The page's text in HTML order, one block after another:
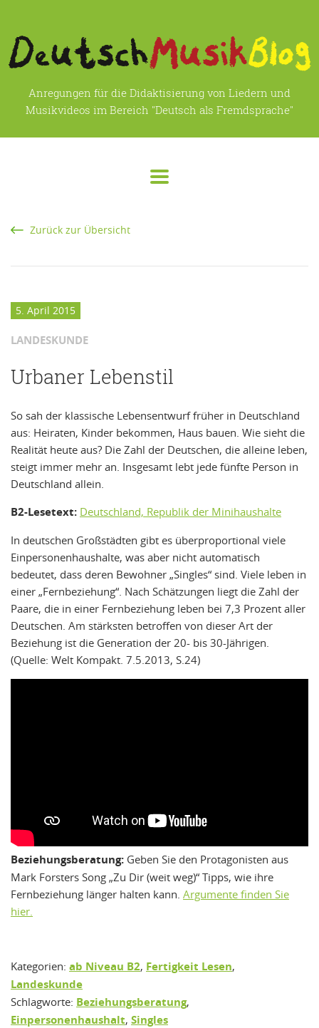
Anregungen für die Didaktisierung von Liedern und
Musikvideos im Bereich "Deutsch als Fremdsprache"
Zurück zur Übersicht
5. April 2015
LANDESKUNDE
Urbaner Lebenstil
So sah der klassische Lebensentwurf früher in Deutschland
aus: Heiraten, Kinder bekommen, Haus bauen. Wie sieht die
Realität heute aus? Die Zahl der Deutschen, die alleine leben,
steigt immer mehr an. Insgesamt lebt jede fünfte Person in
Deutschland allein.
B2-Lesetext: Deutschland, Republik der Minihaushalte
In deutschen Großstädten gibt es überproportional viele
Einpersonenhaushalte, was aber nicht automatisch
bedeutet, dass deren Bewohner „Singles“ sind. Viele leben in
einer „Fernbeziehung“. Nach Schätzungen liegt die Zahl der
Paare, die in einer Fernbeziehung leben bei 7,3 Prozent aller
Deutschen. Am stärksten betroffen von dieser Art der
Beziehung ist die Generation der 20- bis 30-Jährigen.
(Quelle: Welt Kompakt. 7.5.2013, S.24)
Beziehungsberatung: Geben Sie den Protagonisten aus
Mark Forsters Song „Zu Dir (weit weg)“ Tipps, wie ihre
Fernbeziehung länger halten kann. Argumente finden Sie
hier.
Kategorien: ab Niveau B2, Fertigkeit Lesen,
Landeskunde
Schlagworte: Beziehungsberatung,
Einpersonenhaushalt, Singles